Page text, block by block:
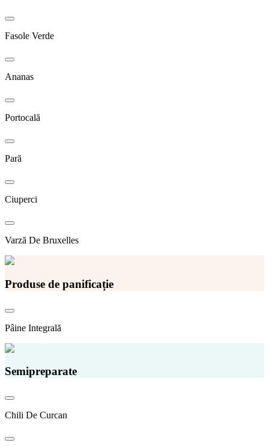
Fasole Verde
Ananas
Portocală
Pară
Ciuperci
Varză De Bruxelles
Produse de panificație
Pâine Integrală
Semipreparate
Chili De Curcan